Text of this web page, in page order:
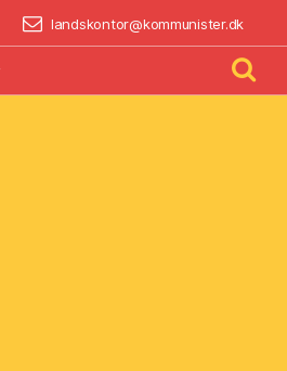
landskontor@kommunister.dk
BLIV AKTIV